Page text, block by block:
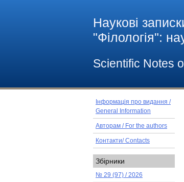
Наукові
"Філологія":
Scientific Notes
Інформація про видання /
General Information
Авторам / For the authors
Контакти/ Contacts
Збірники
№ 29 (97) / 2026